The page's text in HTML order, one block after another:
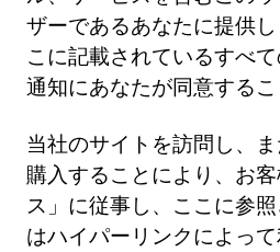
ザーであるあなたに提供
こに記載されているすべて
通知にあなたが同意するこ
当社のサイトを訪問し、
購入することにより、お
ス」に従事し、ここに参
はハイパーリンクによっ